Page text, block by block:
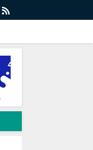
hale taşımak